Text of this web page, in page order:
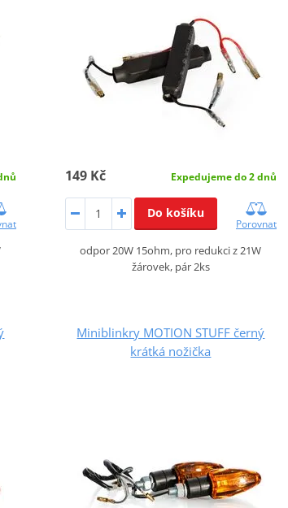
149 Kč Expedujeme do 2 dnů
Do košíku
Porovnat
odpor 20W 15ohm, pro redukci z 21W
žárovek, pár 2ks
Miniblinkry MOTION STUFF černý
krátká nožička